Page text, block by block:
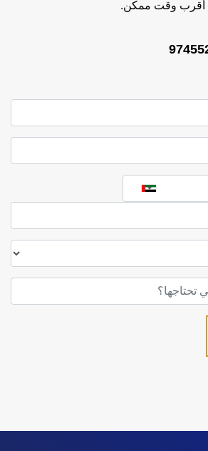
أقرب وقت ممكن.